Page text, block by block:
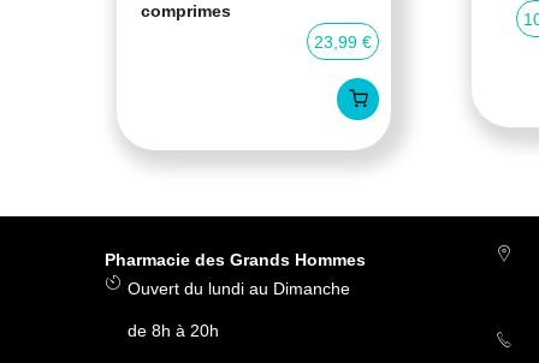
comprimes
23,99 €
Pharmacie des Grands Hommes
Ouvert du lundi au Dimanche
de 8h à 20h